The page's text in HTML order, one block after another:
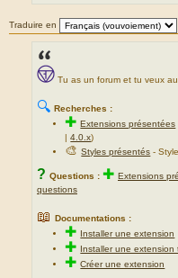
Traduire en
Tu as un forum et tu veux
🔍 Recherches :
✚Extensions présentées
|4.0.x)
🎨Styles présentés -
? Questions : ✚ Extensions
questions
📖 Documentations :
✚ Installer une extension
✚ Installer une extension
✚Créer une extension